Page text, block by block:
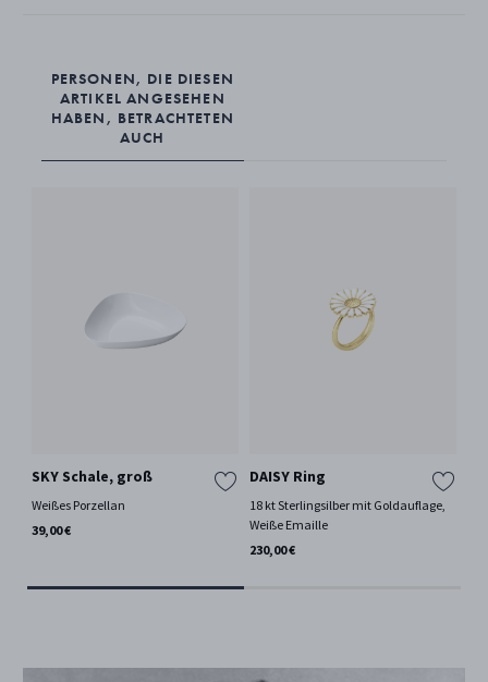
PERSONEN, DIE DIESEN
ARTIKEL ANGESEHEN
HABEN, BETRACHTETEN
AUCH
SKY Schale, groß
Weißes Porzellan
39,00 €
DAISY Ring
18 kt Sterlingsilber mit Goldauflage,
Weiße Emaille
230,00 €